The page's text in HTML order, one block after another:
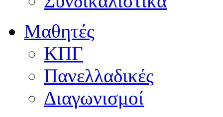
Μαθητές
ΚΠΓ
Πανελλαδικές
Διαγωνισμοί